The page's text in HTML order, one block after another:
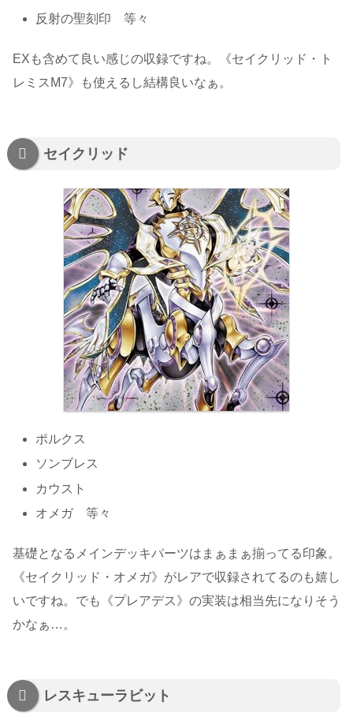
反射の聖刻印 等々
EXも含めて良い感じの収録ですね。《セイクリッド・ト
レミスM7》も使えるし結構良いなぁ。
セイクリッド
ポルクス
ソンブレス
カウスト
オメガ 等々
基礎となるメインデッキパーツはまぁまぁ揃ってる印象。
《セイクリッド・オメガ》がレアで収録されてるのも嬉し
いですね。でも《プレアデス》の実装は相当先になりそう
かなぁ…。
レスキューラビット